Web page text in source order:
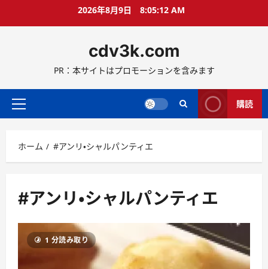
ス
ッ
2026年8月9日 8:05:12 AM
cdv3k.com
PR：本サイトはプロモーションを含みます
メ
メ
ニ
ー
購読
ホーム #アンリ・シャルパンティエ
#アンリ・シャルパンティエ
1 分読み取り